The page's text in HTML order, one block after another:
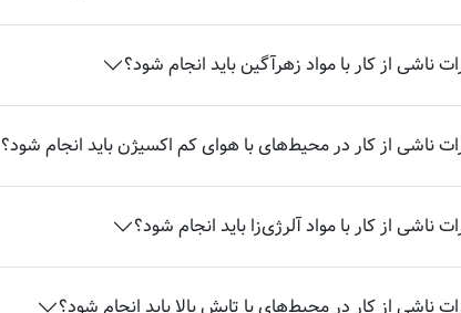
ناشی از کار با مواد زهرآگین باید انجام شود؟
ناشی از کار در محیط‌های با هوای کم اکسیژن باید انجام شود؟
ناشی از کار با مواد آلرژی‌زا باید انجام شود؟
ناشی از کار در محیط‌های با تابش بالا باید انجام شود؟